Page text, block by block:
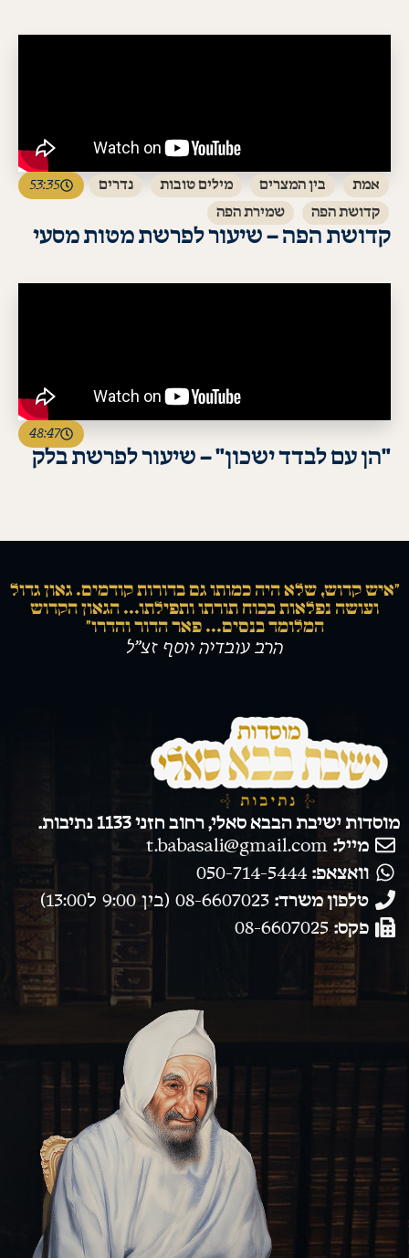
אמת בין המצרים מילים טובות
נדרים
קדושת הפה
שמירת הפה
53:35
קדושת הפה – שיעור לפרשת מטות מסעי
48:47
"הן עם לבדד ישכון" – שיעור לפרשת בלק
“איש קדוש, שלא היה כמותו גם בדורות קודמים. גאון גדול
ועושה נפלאות בכוח תורתו ותפילתו... הגאון הקדוש
המלומד בנסים... פאר הדור והדרו"
הרב עובדיה יוסף זצ”ל
מוסדות ישיבת הבבא סאלי, רחוב חזני 1133 נתיבות.
מייל:t.babasali@gmail.com
וואצאפ:050-714-5444
טלפון משרד:08-6607023 (בין 9:00 ל13:00)
פקס:08-6607025